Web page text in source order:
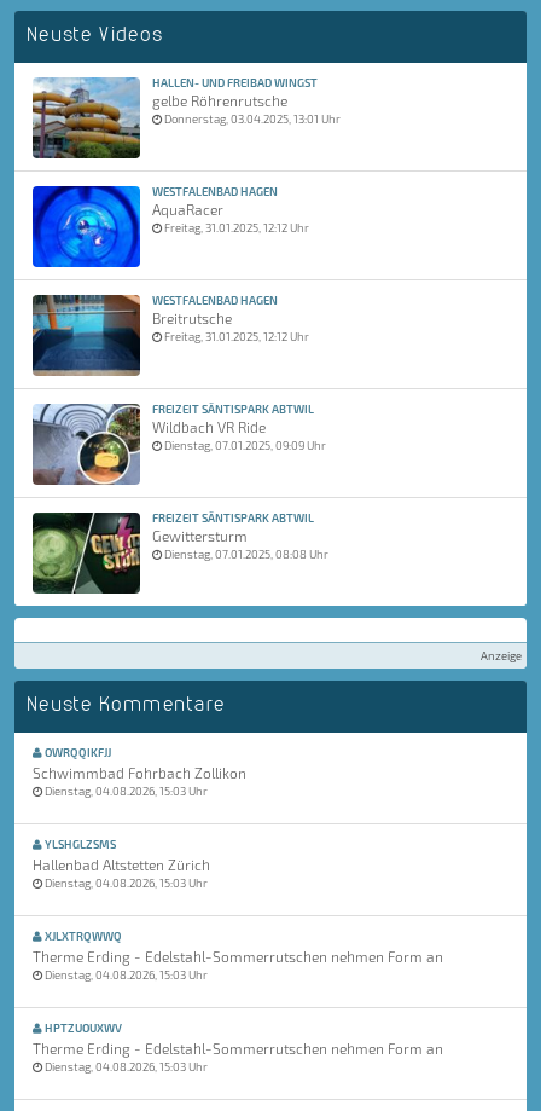
Neuste Videos
HALLEN- UND FREIBAD WINGST
gelbe Röhrenrutsche
Donnerstag, 03.04.2025, 13:01 Uhr
WESTFALENBAD HAGEN
AquaRacer
Freitag, 31.01.2025, 12:12 Uhr
WESTFALENBAD HAGEN
Breitrutsche
Freitag, 31.01.2025, 12:12 Uhr
FREIZEIT SÄNTISPARK ABTWIL
Wildbach VR Ride
Dienstag, 07.01.2025, 09:09 Uhr
FREIZEIT SÄNTISPARK ABTWIL
Gewittersturm
Dienstag, 07.01.2025, 08:08 Uhr
Anzeige
Neuste Kommentare
OWRQQIKFJJ
Schwimmbad Fohrbach Zollikon
Dienstag, 04.08.2026, 15:03 Uhr
YLSHGLZSMS
Hallenbad Altstetten Zürich
Dienstag, 04.08.2026, 15:03 Uhr
XJLXTRQWWQ
Therme Erding - Edelstahl-Sommerrutschen nehmen Form an
Dienstag, 04.08.2026, 15:03 Uhr
HPTZUOUXWV
Therme Erding - Edelstahl-Sommerrutschen nehmen Form an
Dienstag, 04.08.2026, 15:03 Uhr